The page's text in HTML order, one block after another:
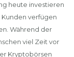
heute investieren
verfügen
Während der
viel Zeit vor
Kryptobörsen